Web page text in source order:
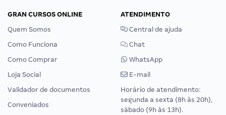
GRAN CURSOS ONLINE
Quem Somos
Como Funciona
Como Comprar
Loja Social
Validador de documentos
Conveniados
ATENDIMENTO
Central de ajuda
Chat
WhatsApp
E-mail
Horário de atendimento:
segunda a sexta (8h às 20h),
sábado (9h às 13h).